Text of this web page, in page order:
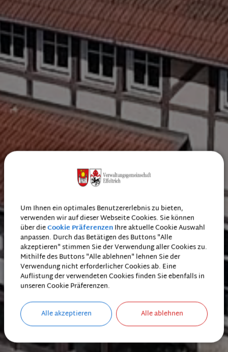
Um Ihnen ein optimales Benutzererlebnis zu bieten,
verwenden wir auf dieser Webseite Cookies. Sie können
über dieCookie PräferenzenIhre aktuelle Cookie Auswahl
anpassen. Durch das Betätigen des Buttons "Alle
akzeptieren" stimmen Sie der Verwendung aller Cookies zu.
Mithilfe des Buttons "Alle ablehnen" lehnen Sie der
Verwendung nicht erforderlicher Cookies ab. Eine
Auflistung der verwendeten Cookies finden Sie ebenfalls in
unseren Cookie Präferenzen.
Alle akzeptieren Alle ablehnen